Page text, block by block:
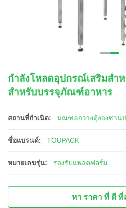
กำลังโหลดอุปกรณ์เสริมส
สำหรับบรรจุภัณฑ์อาหาร
สถานที่กำเนิด: มณฑลกวางตุ้งจงซาน
ชื่อแบรนด์: TOUPACK
หมายเลขรุ่น: รองรับแพลตฟอร์ม
หา ราคา ที่ ดี ที่